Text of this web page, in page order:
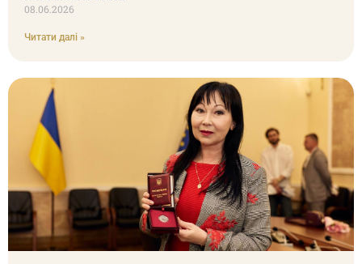
08.06.2026
Читати далі »